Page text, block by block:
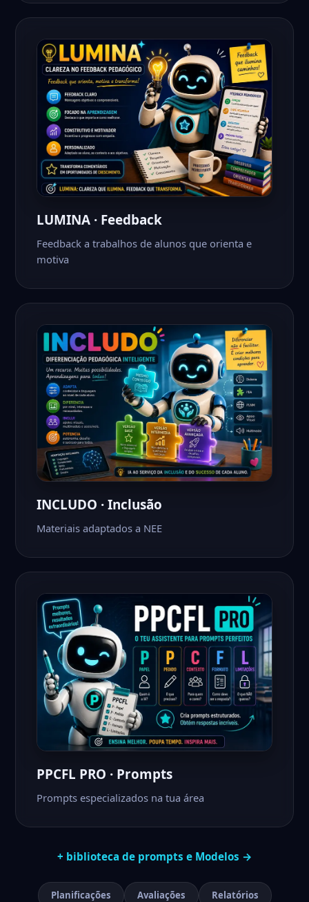
LUMINA · Feedback
Feedback a trabalhos de alunos que orienta e
motiva
INCLUDO · Inclusão
Materiais adaptados a NEE
PPCFL PRO · Prompts
Prompts especializados na tua área
+ biblioteca de prompts e Modelos →
Planificações Avaliações Relatórios